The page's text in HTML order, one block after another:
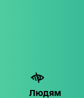
Людям